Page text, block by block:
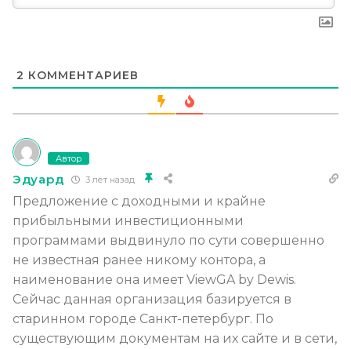
2 КОММЕНТАРИЕВ
Автор
Эдуард 3 лет назад
Предложение с доходными и крайне
прибыльными инвестиционными
программами выдвинуло по сути совершенно
не известная ранее никому контора, а
наименование она имеет ViewGA by Dewis.
Сейчас данная организация базируется в
старинном городе Санкт-петербург. По
существующим документам на их сайте и в сети,